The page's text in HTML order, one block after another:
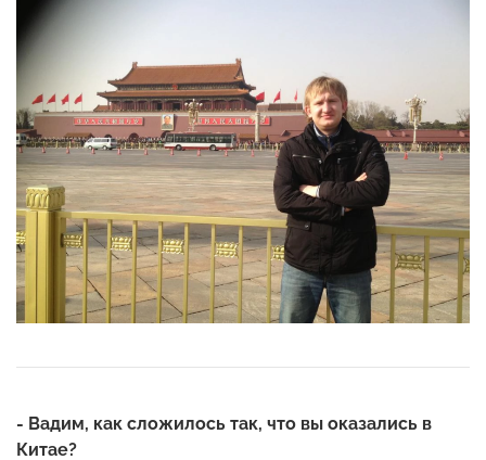
- Вадим, как сложилось так, что вы оказались в
Китае?